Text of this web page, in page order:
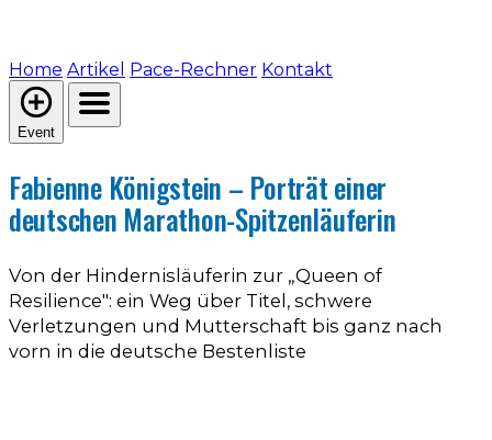
Home Artikel Pace-Rechner Kontakt
Event
Fabienne Königstein – Porträt einer
deutschen Marathon-Spitzenläuferin
Von der Hindernisläuferin zur „Queen of
Resilience": ein Weg über Titel, schwere
Verletzungen und Mutterschaft bis ganz nach
vorn in die deutsche Bestenliste